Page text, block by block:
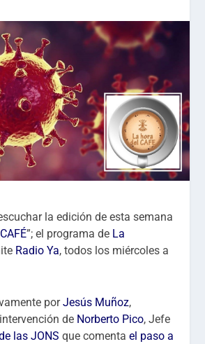
la edición de esta semana
”; el programa de La
Radio Ya, todos los miércoles a
porJesús Muñoz,
de Norberto Pico, Jefe
las JONS que comentael paso a